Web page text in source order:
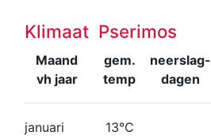
Klimaat Pserimos
Maand
vh jaar
gem.
temp
neerslag-
dagen
januari 13°C